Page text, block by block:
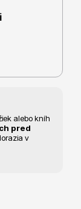
alebo kníh
pred
v